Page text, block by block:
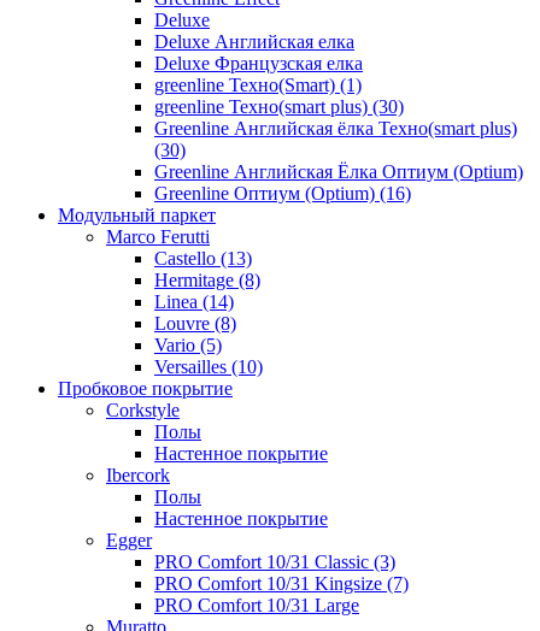
Deluxe
Deluxe Английская елка
Deluxe Французская елка
greenline Техно(Smart) (1)
greenline Техно(smart plus) (30)
Greenline Английская ёлка Техно(smart plus)
(30)
Greenline Английская Ёлка Оптиум (Optium)
Greenline Оптиум (Optium) (16)
Модульный паркет
Marco Ferutti
Castello (13)
Hermitage (8)
Linea (14)
Louvre (8)
Vario (5)
Versailles (10)
Пробковое покрытие
Сorkstyle
Полы
Настенное покрытие
Ibercork
Полы
Настенное покрытие
Egger
PRO Comfort 10/31 Classic (3)
PRO Comfort 10/31 Kingsize (7)
PRO Comfort 10/31 Large
Muratto